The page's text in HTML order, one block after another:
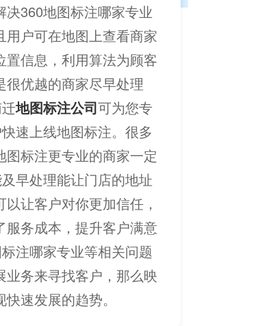
360地图标注哪家专业
户可在地图上查看商家
信息，利用算法为顾客
优越的商家尽早处理
地图标注公司可为您专
速上线地图标注。很多
标注更专业的商家一定
早处理能让门店的地址
让客户对你更加信任，
务成本，提升客户满意
注哪家专业等相关问题
务来寻找客户，那么映
速发展的趋势。